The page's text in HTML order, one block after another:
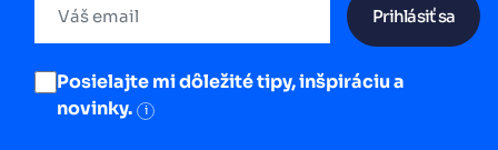
Prihlásiť sa
Posielajte mi dôležité tipy, inšpiráciu a
novinky.
i